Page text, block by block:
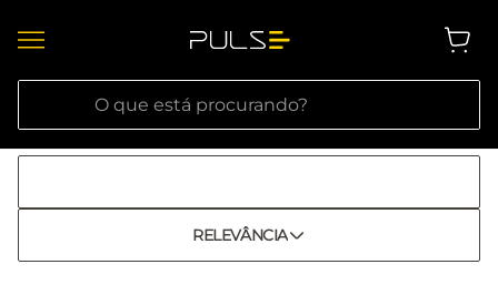
O que está procurando?
RELEVÂNCIA